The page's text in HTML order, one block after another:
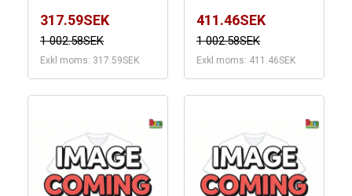
317.59SEK
1 002.58SEK
Exkl moms: 317.59SEK
411.46SEK
1 002.58SEK
Exkl moms: 411.46SEK